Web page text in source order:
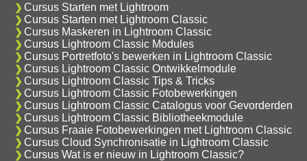
Cursus Starten met Lightroom
Cursus Starten met Lightroom Classic
Cursus Maskeren in Lightroom Classic
Cursus Lightroom Classic Modules
Cursus Portretfoto's bewerken in Lightroom Classic
Cursus Lightroom Classic Ontwikkelmodule
Cursus Lightroom Classic Tips & Tricks
Cursus Lightroom Classic Fotobewerkingen
Cursus Lightroom Classic Catalogus voor Gevorderden
Cursus Lightroom Classic Bibliotheekmodule
Cursus Fraaie Fotobewerkingen met Lightroom Classic
Cursus Cloud Synchronisatie in Lightroom Classic
Cursus Wat is er nieuw in Lightroom Classic?